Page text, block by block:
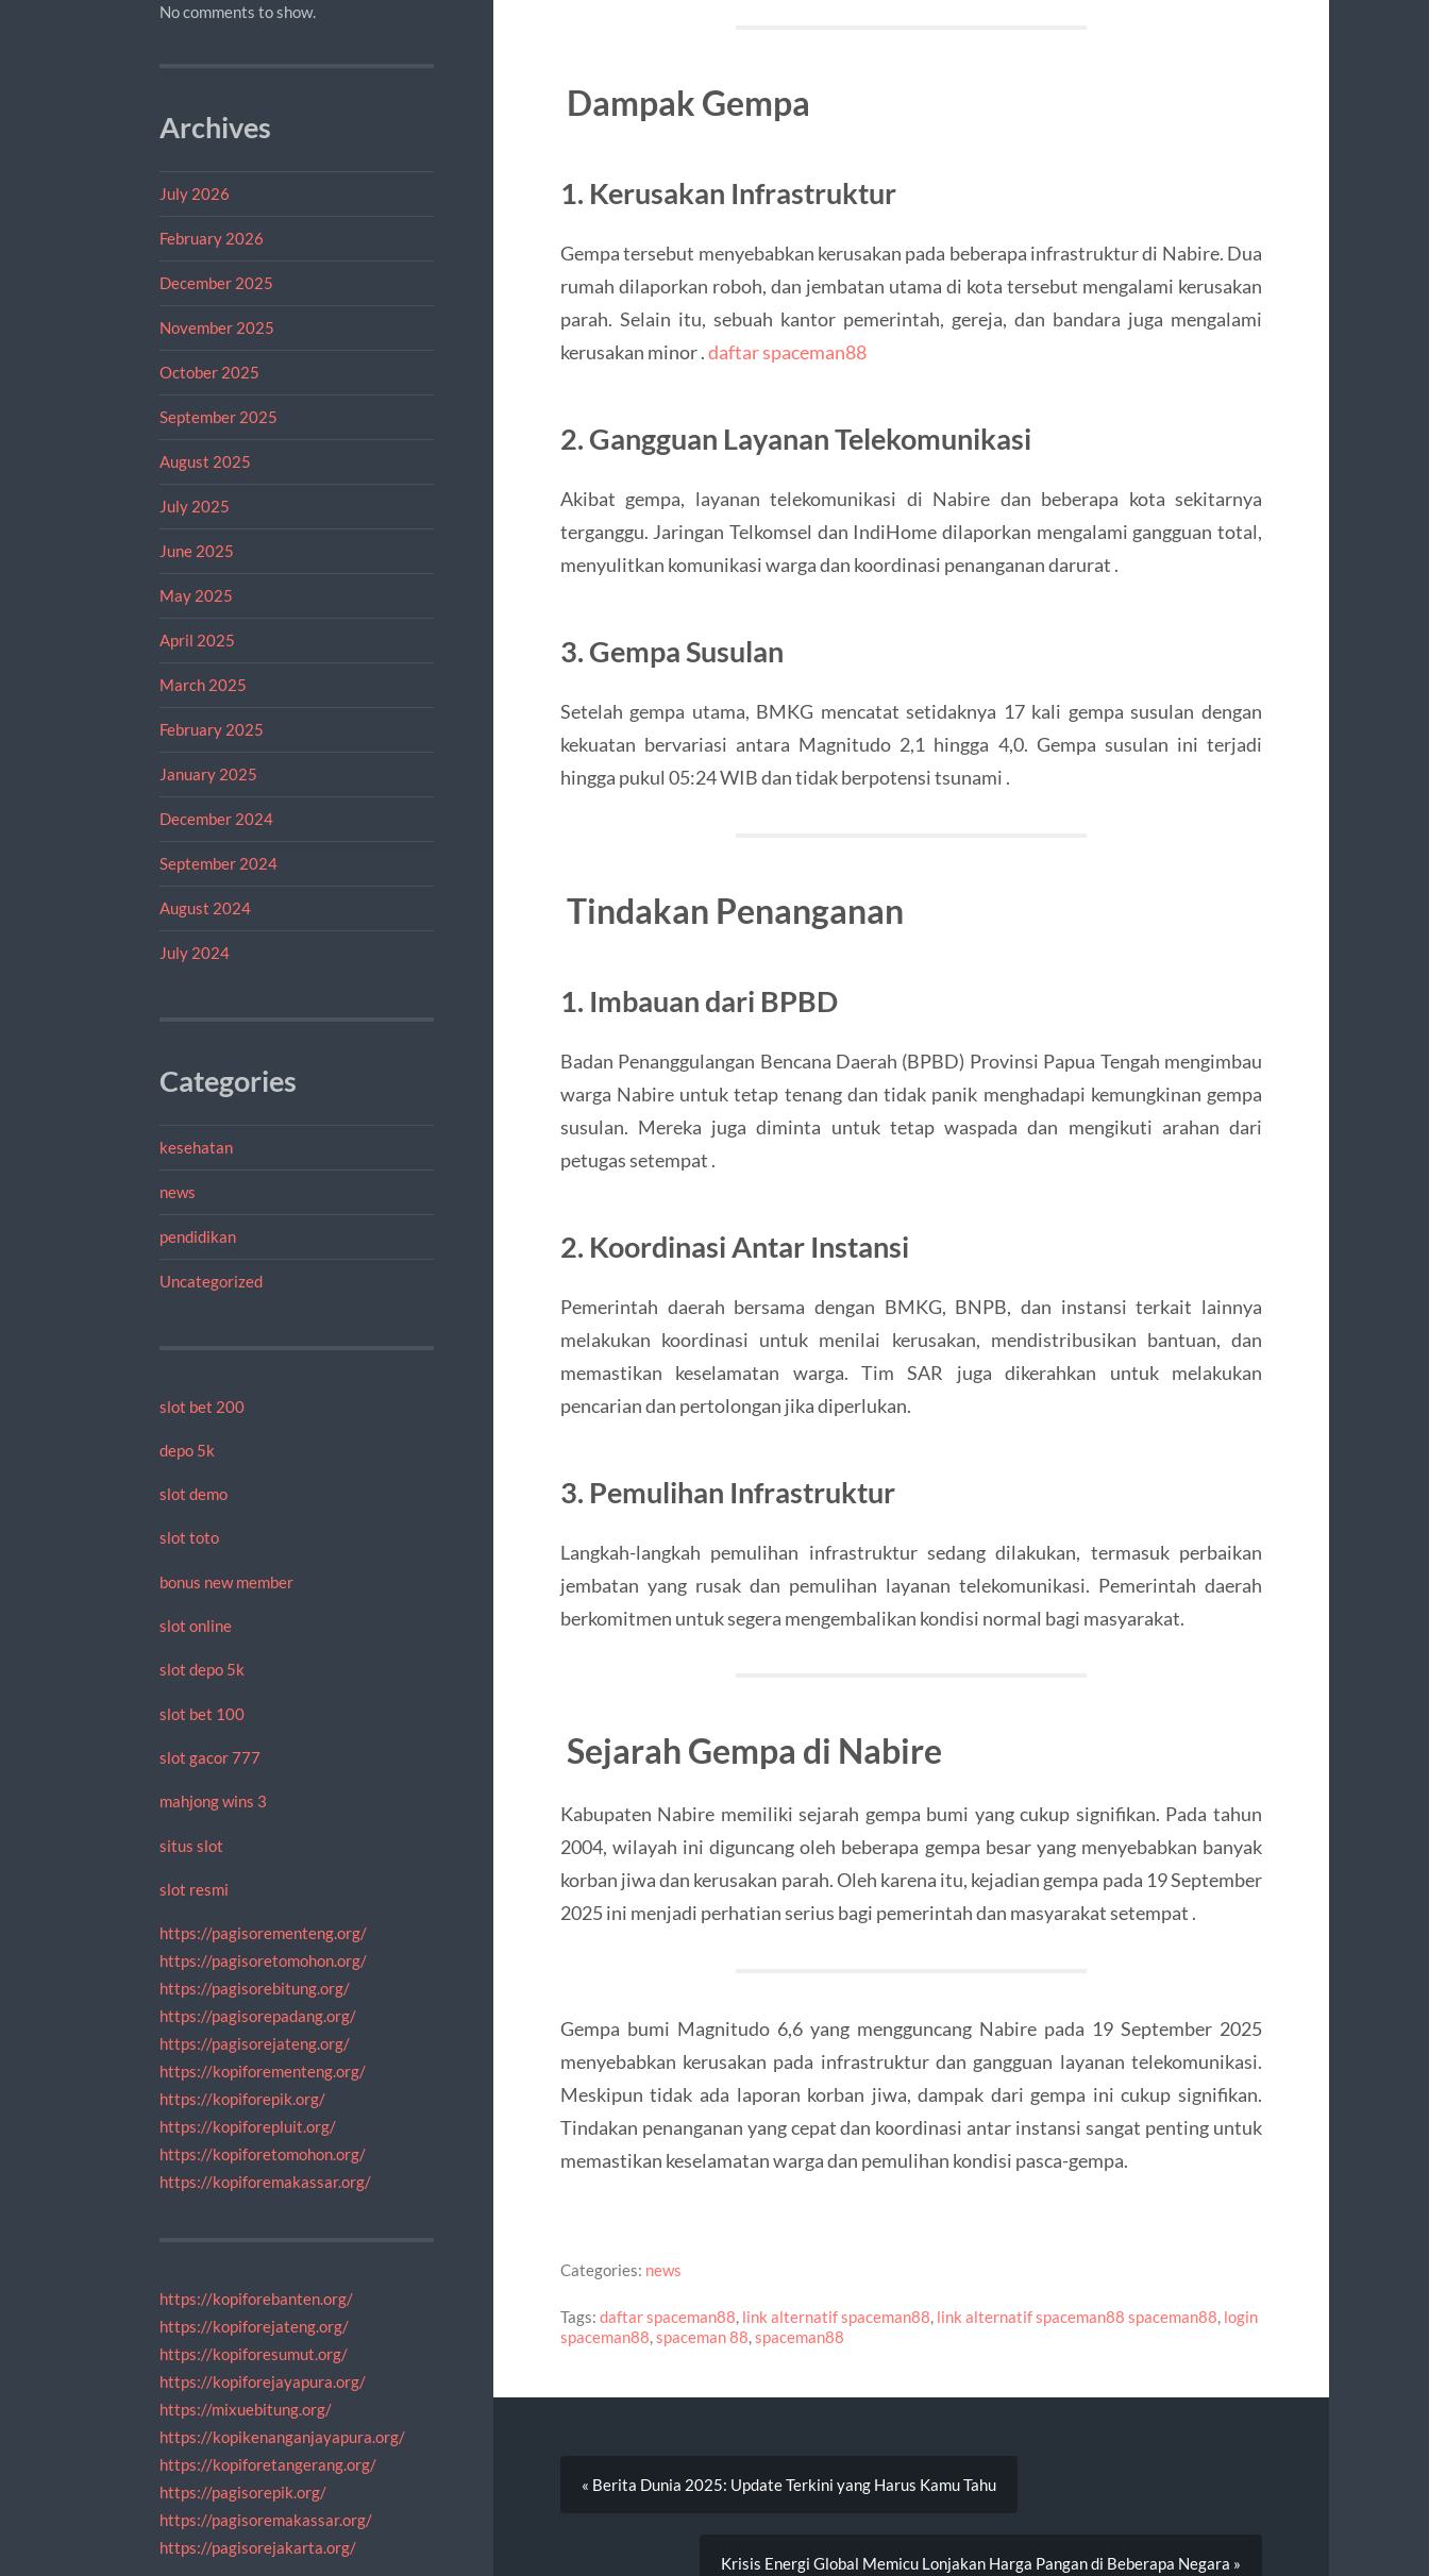
No comments to show.
Archives
July 2026
February 2026
December 2025
November 2025
October 2025
September 2025
August 2025
July 2025
June 2025
May 2025
April 2025
March 2025
February 2025
January 2025
December 2024
September 2024
August 2024
July 2024
Categories
kesehatan
news
pendidikan
Uncategorized
slot bet 200
depo 5k
slot demo
slot toto
bonus new member
slot online
slot depo 5k
slot bet 100
slot gacor 777
mahjong wins 3
situs slot
slot resmi
https://pagisorementeng.org/
https://pagisoretomohon.org/
https://pagisorebitung.org/
https://pagisorepadang.org/
https://pagisorejateng.org/
https://kopiforementeng.org/
https://kopiforepik.org/
https://kopiforepluit.org/
https://kopiforetomohon.org/
https://kopiforemakassar.org/
https://kopiforebanten.org/
https://kopiforejateng.org/
https://kopiforesumut.org/
https://kopiforejayapura.org/
https://mixuebitung.org/
https://kopikenanganjayapura.org/
https://kopiforetangerang.org/
https://pagisorepik.org/
https://pagisoremakassar.org/
https://pagisorejakarta.org/
Dampak Gempa
1. Kerusakan Infrastruktur
Gempa tersebut menyebabkan kerusakan pada beberapa infrastruktur di Nabire. Dua
rumah dilaporkan roboh, dan jembatan utama di kota tersebut mengalami kerusakan
parah. Selain itu, sebuah kantor pemerintah, gereja, dan bandara juga mengalami
kerusakan minor .daftar spaceman88
2. Gangguan Layanan Telekomunikasi
Akibat gempa, layanan telekomunikasi di Nabire dan beberapa kota sekitarnya
terganggu. Jaringan Telkomsel dan IndiHome dilaporkan mengalami gangguan total,
menyulitkan komunikasi warga dan koordinasi penanganan darurat .
3. Gempa Susulan
Setelah gempa utama, BMKG mencatat setidaknya 17 kali gempa susulan dengan
kekuatan bervariasi antara Magnitudo 2,1 hingga 4,0. Gempa susulan ini terjadi
hingga pukul 05:24 WIB dan tidak berpotensi tsunami .
Tindakan Penanganan
1. Imbauan dari BPBD
Badan Penanggulangan Bencana Daerah (BPBD) Provinsi Papua Tengah mengimbau
warga Nabire untuk tetap tenang dan tidak panik menghadapi kemungkinan gempa
susulan. Mereka juga diminta untuk tetap waspada dan mengikuti arahan dari
petugas setempat .
2. Koordinasi Antar Instansi
Pemerintah daerah bersama dengan BMKG, BNPB, dan instansi terkait lainnya
melakukan koordinasi untuk menilai kerusakan, mendistribusikan bantuan, dan
memastikan keselamatan warga. Tim SAR juga dikerahkan untuk melakukan
pencarian dan pertolongan jika diperlukan.
3. Pemulihan Infrastruktur
Langkah-langkah pemulihan infrastruktur sedang dilakukan, termasuk perbaikan
jembatan yang rusak dan pemulihan layanan telekomunikasi. Pemerintah daerah
berkomitmen untuk segera mengembalikan kondisi normal bagi masyarakat.
Sejarah Gempa di Nabire
Kabupaten Nabire memiliki sejarah gempa bumi yang cukup signifikan. Pada tahun
2004, wilayah ini diguncang oleh beberapa gempa besar yang menyebabkan banyak
korban jiwa dan kerusakan parah. Oleh karena itu, kejadian gempa pada 19 September
2025 ini menjadi perhatian serius bagi pemerintah dan masyarakat setempat .
Gempa bumi Magnitudo 6,6 yang mengguncang Nabire pada 19 September 2025
menyebabkan kerusakan pada infrastruktur dan gangguan layanan telekomunikasi.
Meskipun tidak ada laporan korban jiwa, dampak dari gempa ini cukup signifikan.
Tindakan penanganan yang cepat dan koordinasi antar instansi sangat penting untuk
memastikan keselamatan warga dan pemulihan kondisi pasca-gempa.
Categories: news
Tags: daftar spaceman88, link alternatif spaceman88, link alternatif spaceman88 spaceman88, login
spaceman88,spaceman 88,spaceman88
« Berita Dunia 2025: Update Terkini yang Harus Kamu Tahu
Krisis Energi Global Memicu Lonjakan Harga Pangan di Beberapa Negara »